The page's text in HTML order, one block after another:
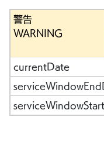
警告
WARNING
currentDate